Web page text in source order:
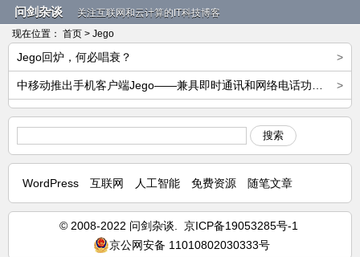
问剑杂谈
关注互联网和云计算的IT科技博客
现在位置： 首页 > Jego
>
Jego回炉，何必唱衰？
>
搜索
WordPress 互联网 人工智能 免费资源 随笔文章
© 2008-2022 问剑杂谈. 京ICP备19053285号-1
京公网安备 11010802030333号